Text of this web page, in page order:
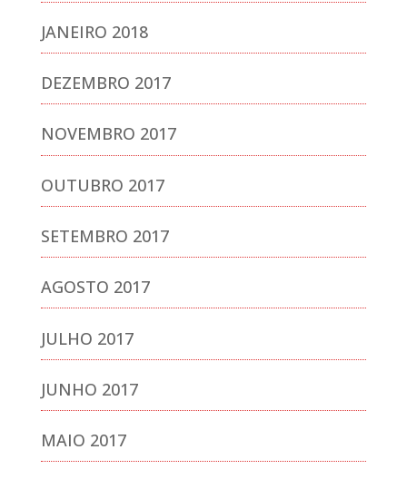
JANEIRO 2018
DEZEMBRO 2017
NOVEMBRO 2017
OUTUBRO 2017
SETEMBRO 2017
AGOSTO 2017
JULHO 2017
JUNHO 2017
MAIO 2017